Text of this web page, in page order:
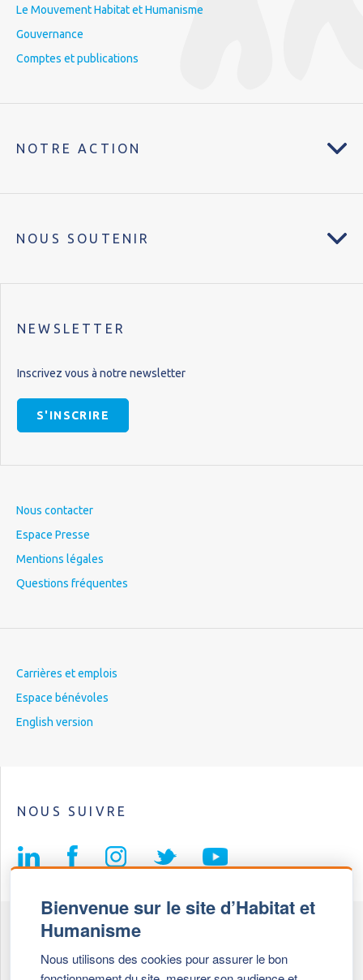
Bienvenue sur le site d’Habitat et
Humanisme
Nous utilisons des cookies pour assurer le bon
Le Mouvement Habitat et Humanisme
Gouvernance
Comptes et publications
NOTRE ACTION
NOUS SOUTENIR
NEWSLETTER
Inscrivez vous à notre newsletter
S'INSCRIRE
Nous contacter
Espace Presse
Mentions légales
Questions fréquentes
Carrières et emplois
Espace bénévoles
English version
NOUS SUIVRE